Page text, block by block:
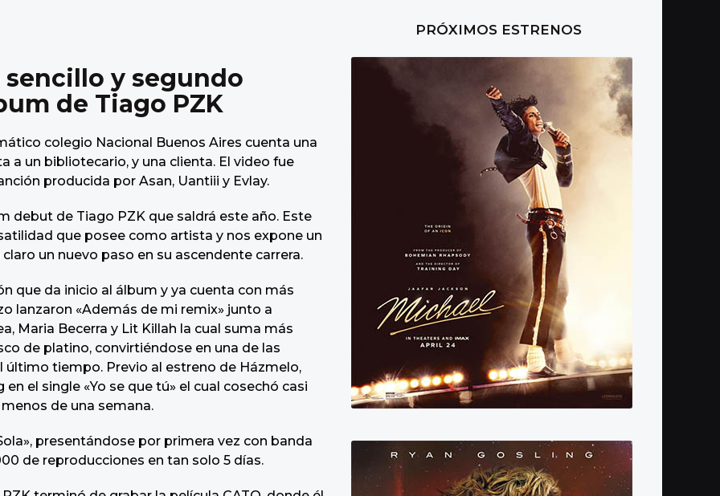
sencillo y segundo
de Tiago PZK
colegio Nacional Buenos Aires cuenta una
a un bibliotecario, y una clienta. El video fue
producida por Asan, Uantiii y Evlay.
debut de Tiago PZK que saldrá este año. Este
que posee como artista y nos expone un
un nuevo paso en su ascendente carrera.
que da inicio al álbum y ya cuenta con más
lanzaron «Además de mi remix» junto a
Maria Becerra y Lit Killah la cual suma más
de platino, convirtiéndose en una de las
último tiempo. Previo al estreno de Házmelo,
el single «Yo se que tú» el cual cosechó casi
de una semana.
presentándose por primera vez con banda
de reproducciones en tan solo 5 días.
PRÓXIMOS ESTRENOS